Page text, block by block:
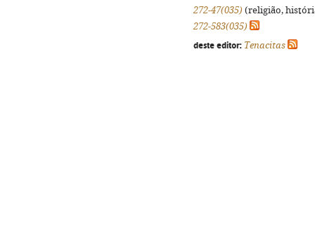
272-47(035) (religião,
272-583(035)
deste editor: Tenacitas